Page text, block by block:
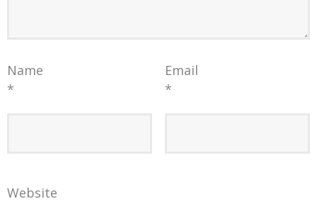
Name
*
Email
*
Website